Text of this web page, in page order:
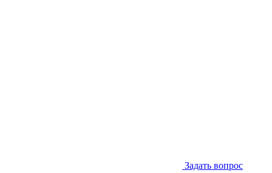
Задать вопрос